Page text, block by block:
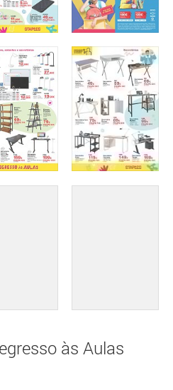
às Aulas